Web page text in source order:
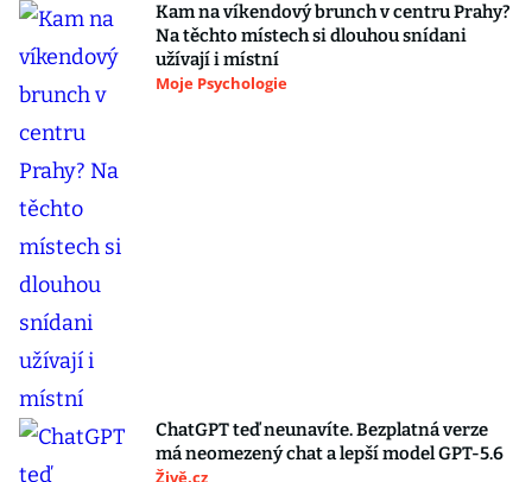
Kam na víkendový brunch v centru Prahy?
Na těchto místech si dlouhou snídani
užívají i místní
Moje Psychologie
ChatGPT teď neunavíte. Bezplatná verze
má neomezený chat a lepší model GPT-5.6
Živě.cz